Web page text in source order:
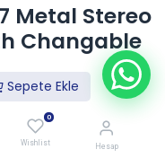
Sepete Ekle
0
Wishlist Hesap
Metal Stereo
Changable